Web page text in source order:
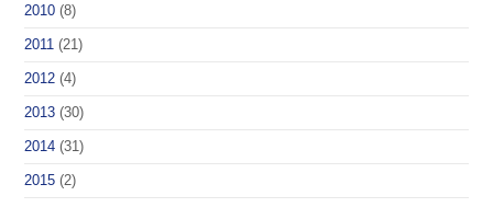
2010 (8)
2011 (21)
2012 (4)
2013 (30)
2014 (31)
2015 (2)